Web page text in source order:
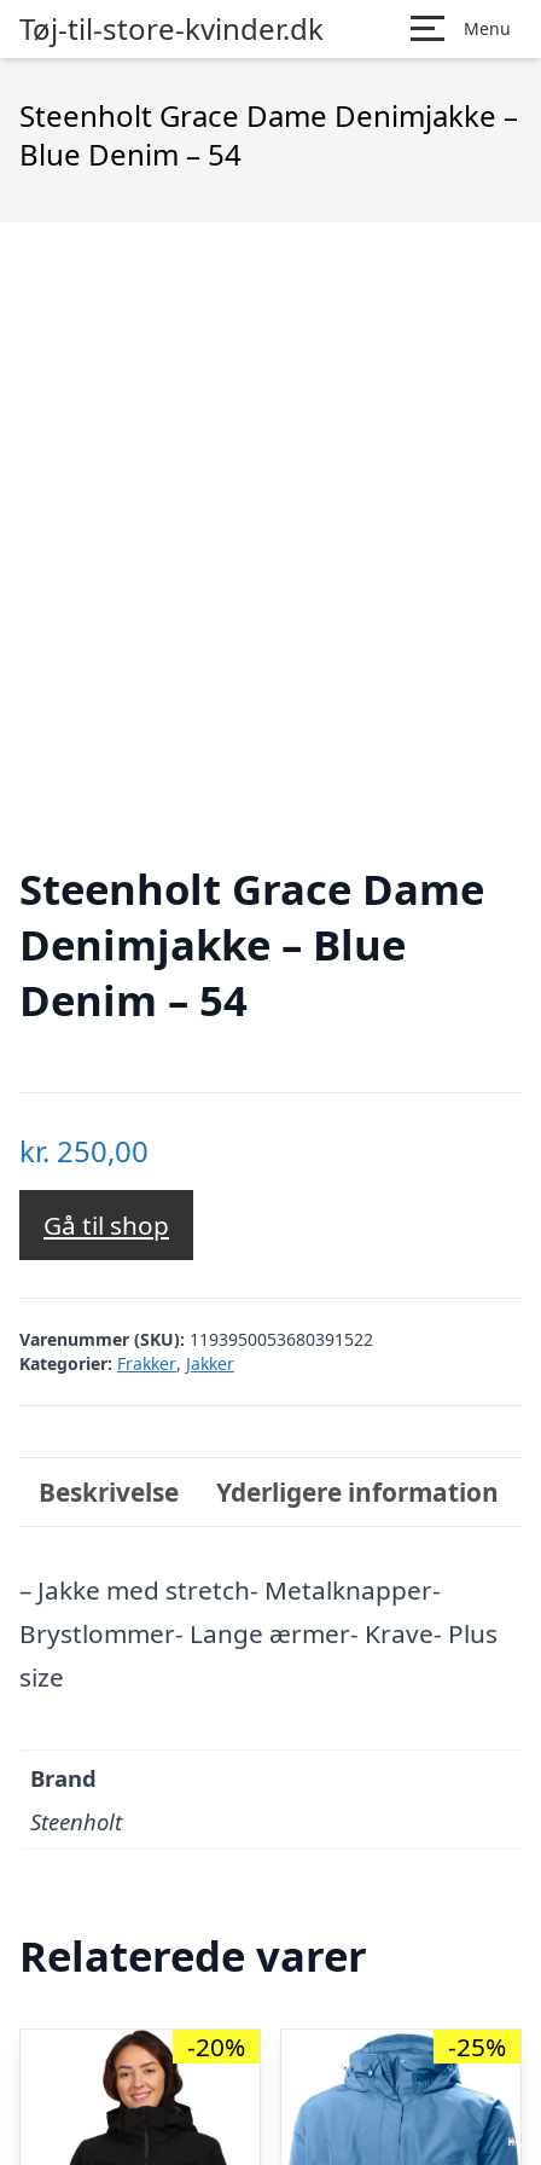
Tøj-til-store-kvinder.dk Menu
Steenholt Grace Dame Denimjakke –
Blue Denim – 54
Steenholt Grace Dame
Denimjakke – Blue
Denim – 54
kr. 250,00
Gå til shop
Varenummer (SKU): 1193950053680391522
Kategorier: Frakker, Jakker
Beskrivelse Yderligere information
– Jakke med stretch- Metalknapper-
Brystlommer- Lange ærmer- Krave- Plus
size
Brand
Steenholt
Relaterede varer
-20% -25%